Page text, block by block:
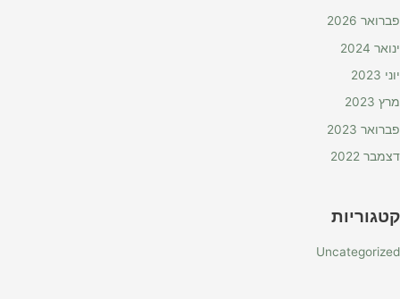
פברואר 2026
ינואר 2024
יוני 2023
מרץ 2023
פברואר 2023
דצמבר 2022
קטגוריות
Uncategorized